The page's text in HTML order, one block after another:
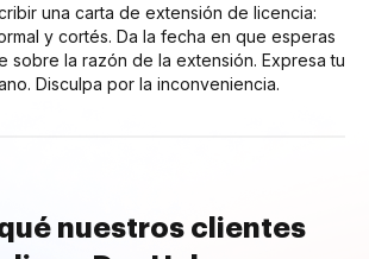
una carta de extensión de licencia:
y cortés. Da la fecha en que esperas
sobre la razón de la extensión. Expresa tu
Disculpa por la inconveniencia.
nuestros clientes